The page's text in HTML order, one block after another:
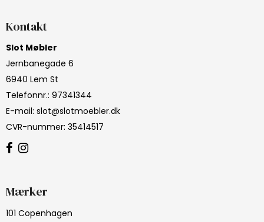
Kontakt
Slot Møbler
Jernbanegade 6
6940 Lem St
Telefonnr.: 97341344
E-mail: slot@slotmoebler.dk
CVR-nummer: 35414517
Mærker
101 Copenhagen